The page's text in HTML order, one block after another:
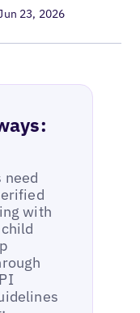
23, 2026
need
with